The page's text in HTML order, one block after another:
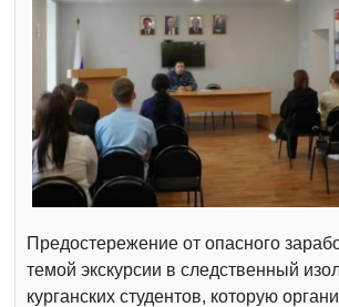
Предостережение от опасного
темой экскурсии в следственный
курганских студентов, которую